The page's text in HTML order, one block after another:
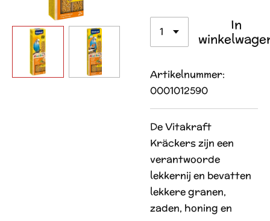
In
Artikelnummer:
0001012590
De Vitakraft
Kräckers zijn een
verantwoorde
lekkernij en bevatten
lekkere granen,
zaden, honing en